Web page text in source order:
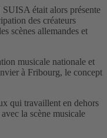
était alors présente
des créateurs
scènes allemandes et
musicale nationale et
à Fribourg, le concept
qui travaillent en dehors
la scène musicale